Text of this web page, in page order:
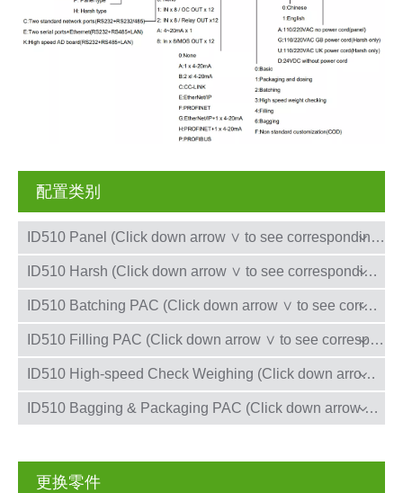
配置类别
ID510 Panel (Click down arrow ∨ to see corresponding configurations)
ID510 Harsh (Click down arrow ∨ to see corresponding configurations)
ID510 Batching PAC (Click down arrow ∨ to see corresponding configurations)
没有找到产品
ID510 Filling PAC (Click down arrow ∨ to see corresponding configurations)
没有找到产品
ID510 High-speed Check Weighing (Click down arrow ∨ to see corresponding configurations)
没有找到产品
ID510 Bagging & Packaging PAC (Click down arrow ∨ to see corresponding configurations)
更换零件